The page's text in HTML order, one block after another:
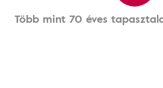
Több mint 70 éves